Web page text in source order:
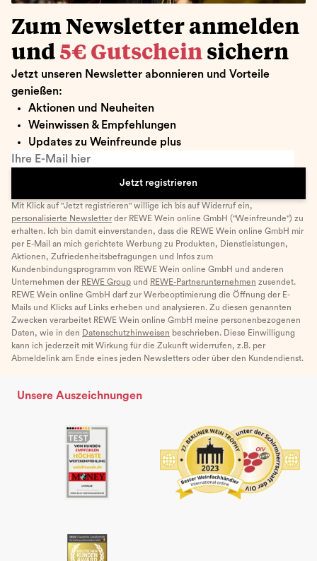
Zum Newsletter anmelden
und 5€ Gutschein sichern
Jetzt unseren Newsletter abonnieren und Vorteile
genießen:
Aktionen und Neuheiten
Weinwissen & Empfehlungen
Updates zu Weinfreunde plus
Ihre E-Mail hier
Jetzt registrieren
Mit Klick auf "Jetzt registrieren" willige ich bis auf Widerruf ein,
personalisierte Newsletter der REWE Wein online GmbH ("Weinfreunde") zu
erhalten. Ich bin damit einverstanden, dass die REWE Wein online GmbH mir
per E-Mail an mich gerichtete Werbung zu Produkten, Dienstleistungen,
Aktionen, Zufriedenheitsbefragungen und Infos zum
Kundenbindungsprogramm von REWE Wein online GmbH und anderen
Unternehmen der REWE Group und REWE-Partnerunternehmen zusendet.
REWE Wein online GmbH darf zur Werbeoptimierung die Öffnung der E-
Mails und Klicks auf Links erheben und analysieren. Zu diesen genannten
Zwecken verarbeitet REWE Wein online GmbH meine personenbezogenen
Daten, wie in den Datenschutzhinweisen beschrieben. Diese Einwilligung
kann ich jederzeit mit Wirkung für die Zukunft widerrufen, z.B. per
Abmeldelink am Ende eines jeden Newsletters oder über den Kundendienst.
Unsere Auszeichnungen